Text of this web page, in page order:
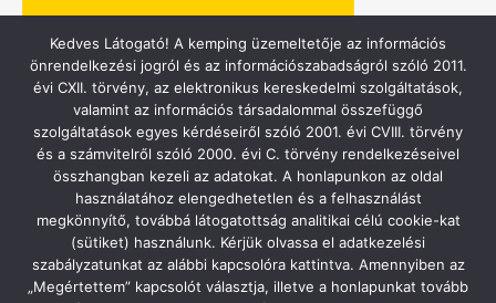
ACSI – CAMPING.INFO
Kedves Látogató! A kemping üzemeltetője az információs
önrendelkezési jogról és az információszabadságról szóló 2011.
évi CXII. törvény, az elektronikus kereskedelmi szolgáltatások,
valamint az információs társadalommal összefüggő
szolgáltatások egyes kérdéseiről szóló 2001. évi CVIII. törvény
és a számvitelről szóló 2000. évi C. törvény rendelkezéseivel
összhangban kezeli az adatokat. A honlapunkon az oldal
használatához elengedhetetlen és a felhasználást
megkönnyítő, továbbá látogatottság analitikai célú cookie-kat
(sütiket) használunk. Kérjük olvassa el adatkezelési
szabályzatunkat az alábbi kapcsolóra kattintva. Amennyiben az
„Megértettem” kapcsolót választja, illetve a honlapunkat tovább